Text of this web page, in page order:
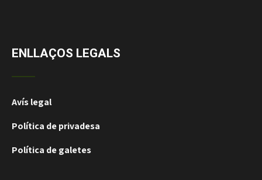
ENLLAÇOS LEGALS
Avís legal
Política de privadesa
Política de galetes